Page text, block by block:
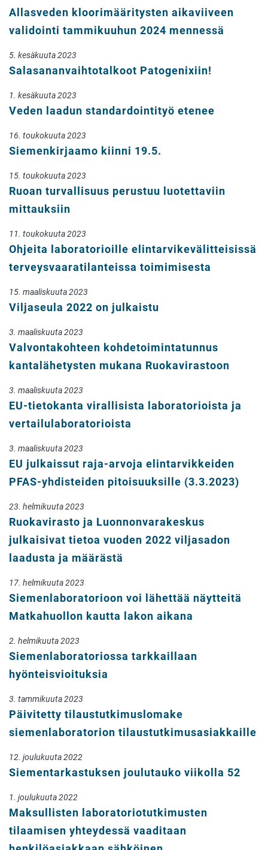
Allasveden kloorimääritysten aikaviiveen
validointi tammikuuhun 2024 mennessä
5. kesäkuuta 2023
Salasananvaihtotalkoot Patogenixiin!
1. kesäkuuta 2023
Veden laadun standardointityö etenee
16. toukokuuta 2023
Siemenkirjaamo kiinni 19.5.
15. toukokuuta 2023
Ruoan turvallisuus perustuu luotettaviin
mittauksiin
11. toukokuuta 2023
Ohjeita laboratorioille elintarvikevälitteisissä
terveysvaaratilanteissa toimimisesta
15. maaliskuuta 2023
Viljaseula 2022 on julkaistu
3. maaliskuuta 2023
Valvontakohteen kohdetoimintatunnus
kantalähetysten mukana Ruokavirastoon
3. maaliskuuta 2023
EU-tietokanta virallisista laboratorioista ja
vertailulaboratorioista
3. maaliskuuta 2023
EU julkaissut raja-arvoja elintarvikkeiden
PFAS-yhdisteiden pitoisuuksille (3.3.2023)
23. helmikuuta 2023
Ruokavirasto ja Luonnonvarakeskus
julkaisivat tietoa vuoden 2022 viljasadon
laadusta ja määrästä
17. helmikuuta 2023
Siemenlaboratorioon voi lähettää näytteitä
Matkahuollon kautta lakon aikana
2. helmikuuta 2023
Siemenlaboratoriossa tarkkaillaan
hyönteisvioituksia
3. tammikuuta 2023
Päivitetty tilaustutkimuslomake
siemenlaboratorion tilaustutkimusasiakkaille
12. joulukuuta 2022
Siementarkastuksen joulutauko viikolla 52
1. joulukuuta 2022
Maksullisten laboratoriotutkimusten
tilaamisen yhteydessä vaaditaan